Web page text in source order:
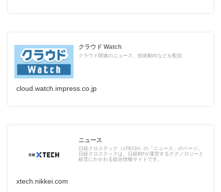
クラウド Watch
クラウド関連のニュース、技術動向などを配信
cloud.watch.impress.co.jp
ニュース
日経クロステック（xTECH）の「ニュース」のページ。
日経クロステックは、日経BPが運営するテクノロジーと
経営にかかわる総合情報サイトです。
xtech.nikkei.com